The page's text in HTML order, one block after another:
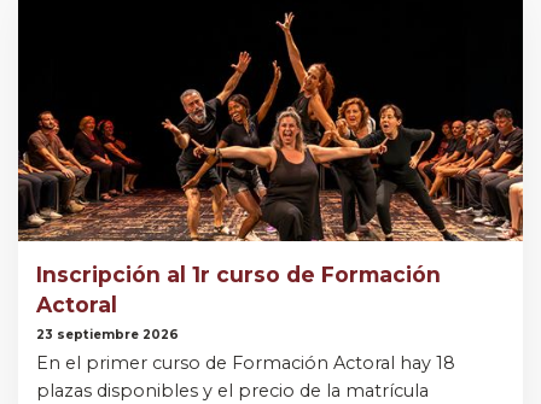
Inscripción al 1r curso de Formación
Actoral
23 septiembre 2026
En el primer curso de Formación Actoral hay 18
plazas disponibles y el precio de la matrícula